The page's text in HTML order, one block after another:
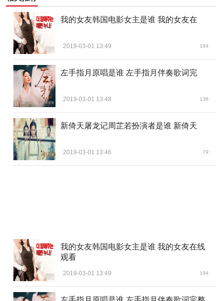
我的女友韩国电影女主是谁 我的女友在
2019-03-01 13:49 194
左手指月原唱是谁 左手指月伴奏歌词完
2019-03-01 13:48 138
新倚天屠龙记周芷若扮演者是谁 新倚天
2019-03-01 13:46 79
我的女友韩国电影女主是谁 我的女友在线
观看
2019-03-01 13:49 194